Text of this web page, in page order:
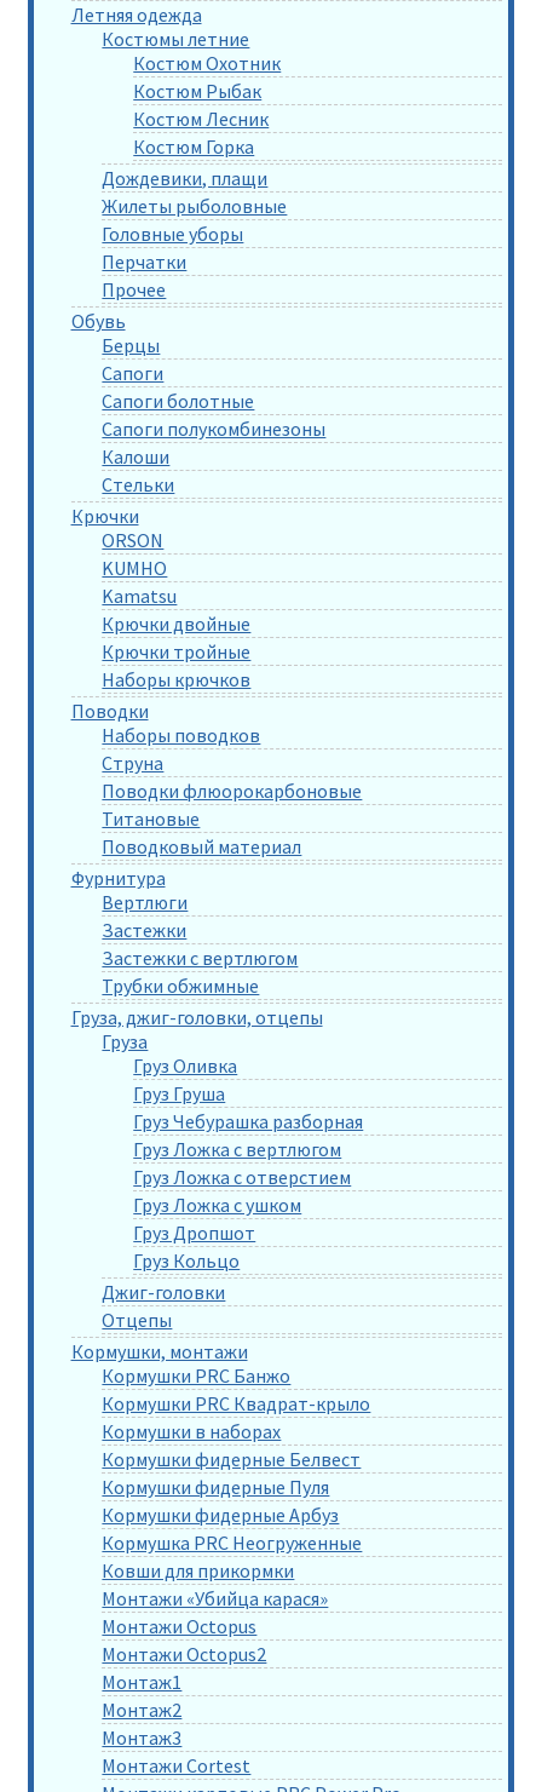
Летняя одежда
Костюмы летние
Костюм Охотник
Костюм Рыбак
Костюм Лесник
Костюм Горка
Дождевики, плащи
Жилеты рыболовные
Головные уборы
Перчатки
Прочее
Обувь
Берцы
Сапоги
Сапоги болотные
Сапоги полукомбинезоны
Калоши
Стельки
Крючки
ORSON
KUMHO
Kamatsu
Крючки двойные
Крючки тройные
Наборы крючков
Поводки
Наборы поводков
Струна
Поводки флюорокарбоновые
Титановые
Поводковый материал
Фурнитура
Вертлюги
Застежки
Застежки с вертлюгом
Трубки обжимные
Груза, джиг-головки, отцепы
Груза
Груз Оливка
Груз Груша
Груз Чебурашка разборная
Груз Ложка с вертлюгом
Груз Ложка с отверстием
Груз Ложка с ушком
Груз Дропшот
Груз Кольцо
Джиг-головки
Отцепы
Кормушки, монтажи
Кормушки PRC Банжо
Кормушки PRC Квадрат-крыло
Кормушки в наборах
Кормушки фидерные Белвест
Кормушки фидерные Пуля
Кормушки фидерные Арбуз
Кормушка PRC Неогруженные
Ковши для прикормки
Монтажи «Убийца карася»
Монтажи Octopus
Монтажи Octopus2
Монтаж1
Монтаж2
Монтаж3
Монтажи Cortest